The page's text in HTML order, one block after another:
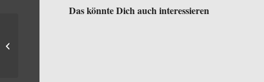
Das könnte Dich auch interessieren